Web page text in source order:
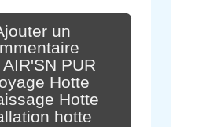
un
PUR
Hotte
Hotte
hotte